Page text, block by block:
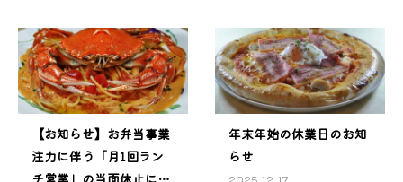
【お知らせ】お弁当事業
注力に伴う「月1回ラン
チ営業」の当面休止につ
年末年始の休業日のお知
らせ
2025.12.17